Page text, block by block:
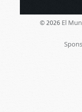
© 2026 El